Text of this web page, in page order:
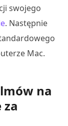
swojego
. Następnie
Mac.
na